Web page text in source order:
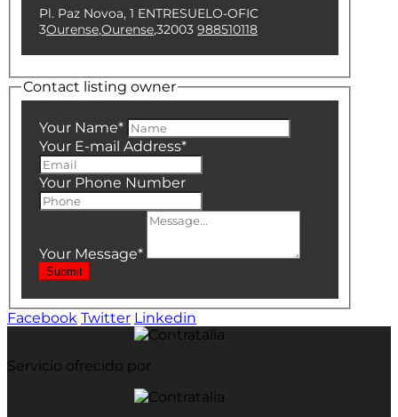
Pl. Paz Novoa, 1 ENTRESUELO-OFIC
3Ourense,Ourense,32003 988510118
Contact listing owner
Your Name*
Your E-mail Address*
Your Phone Number
Your Message*
Submit
Facebook Twitter Linkedin
Servicio ofrecido por